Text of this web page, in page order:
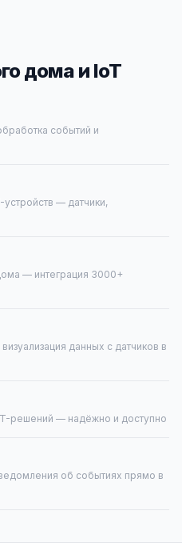
дома и IoT
событий и
устройств — датчики,
— интеграция 3000+
данных с датчиков в
решений — надёжно и доступно
об событиях прямо в